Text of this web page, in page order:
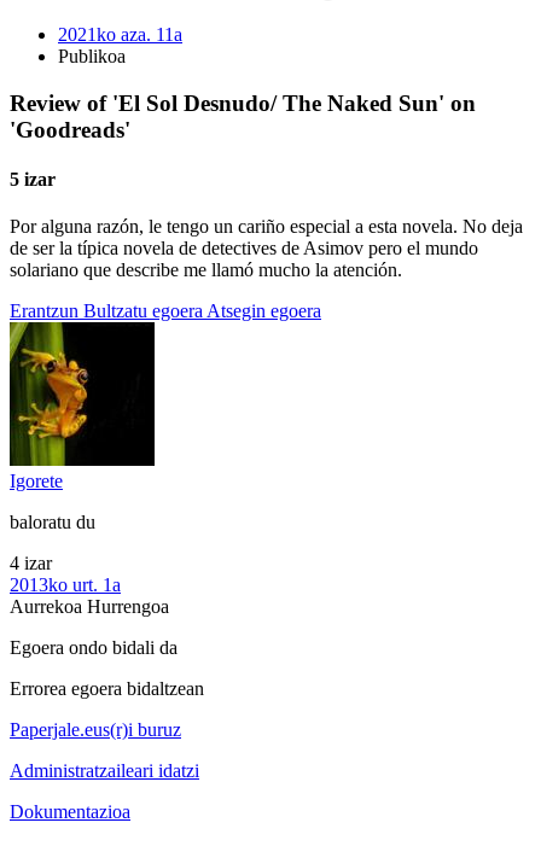
2021ko aza. 11a
Publikoa
Review of 'El Sol Desnudo/ The Naked Sun' on
'Goodreads'
5 izar
Por alguna razón, le tengo un cariño especial a esta novela. No deja
de ser la típica novela de detectives de Asimov pero el mundo
solariano que describe me llamó mucho la atención.
Erantzun Bultzatu egoera Atsegin egoera
Igorete
baloratu du
4 izar
2013ko urt. 1a
Aurrekoa Hurrengoa
Egoera ondo bidali da
Errorea egoera bidaltzean
Paperjale.eus(r)i buruz
Administratzaileari idatzi
Dokumentazioa